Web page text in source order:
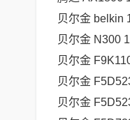
贝尔金 belkin
贝尔金 N300
贝尔金
贝尔金
贝尔金